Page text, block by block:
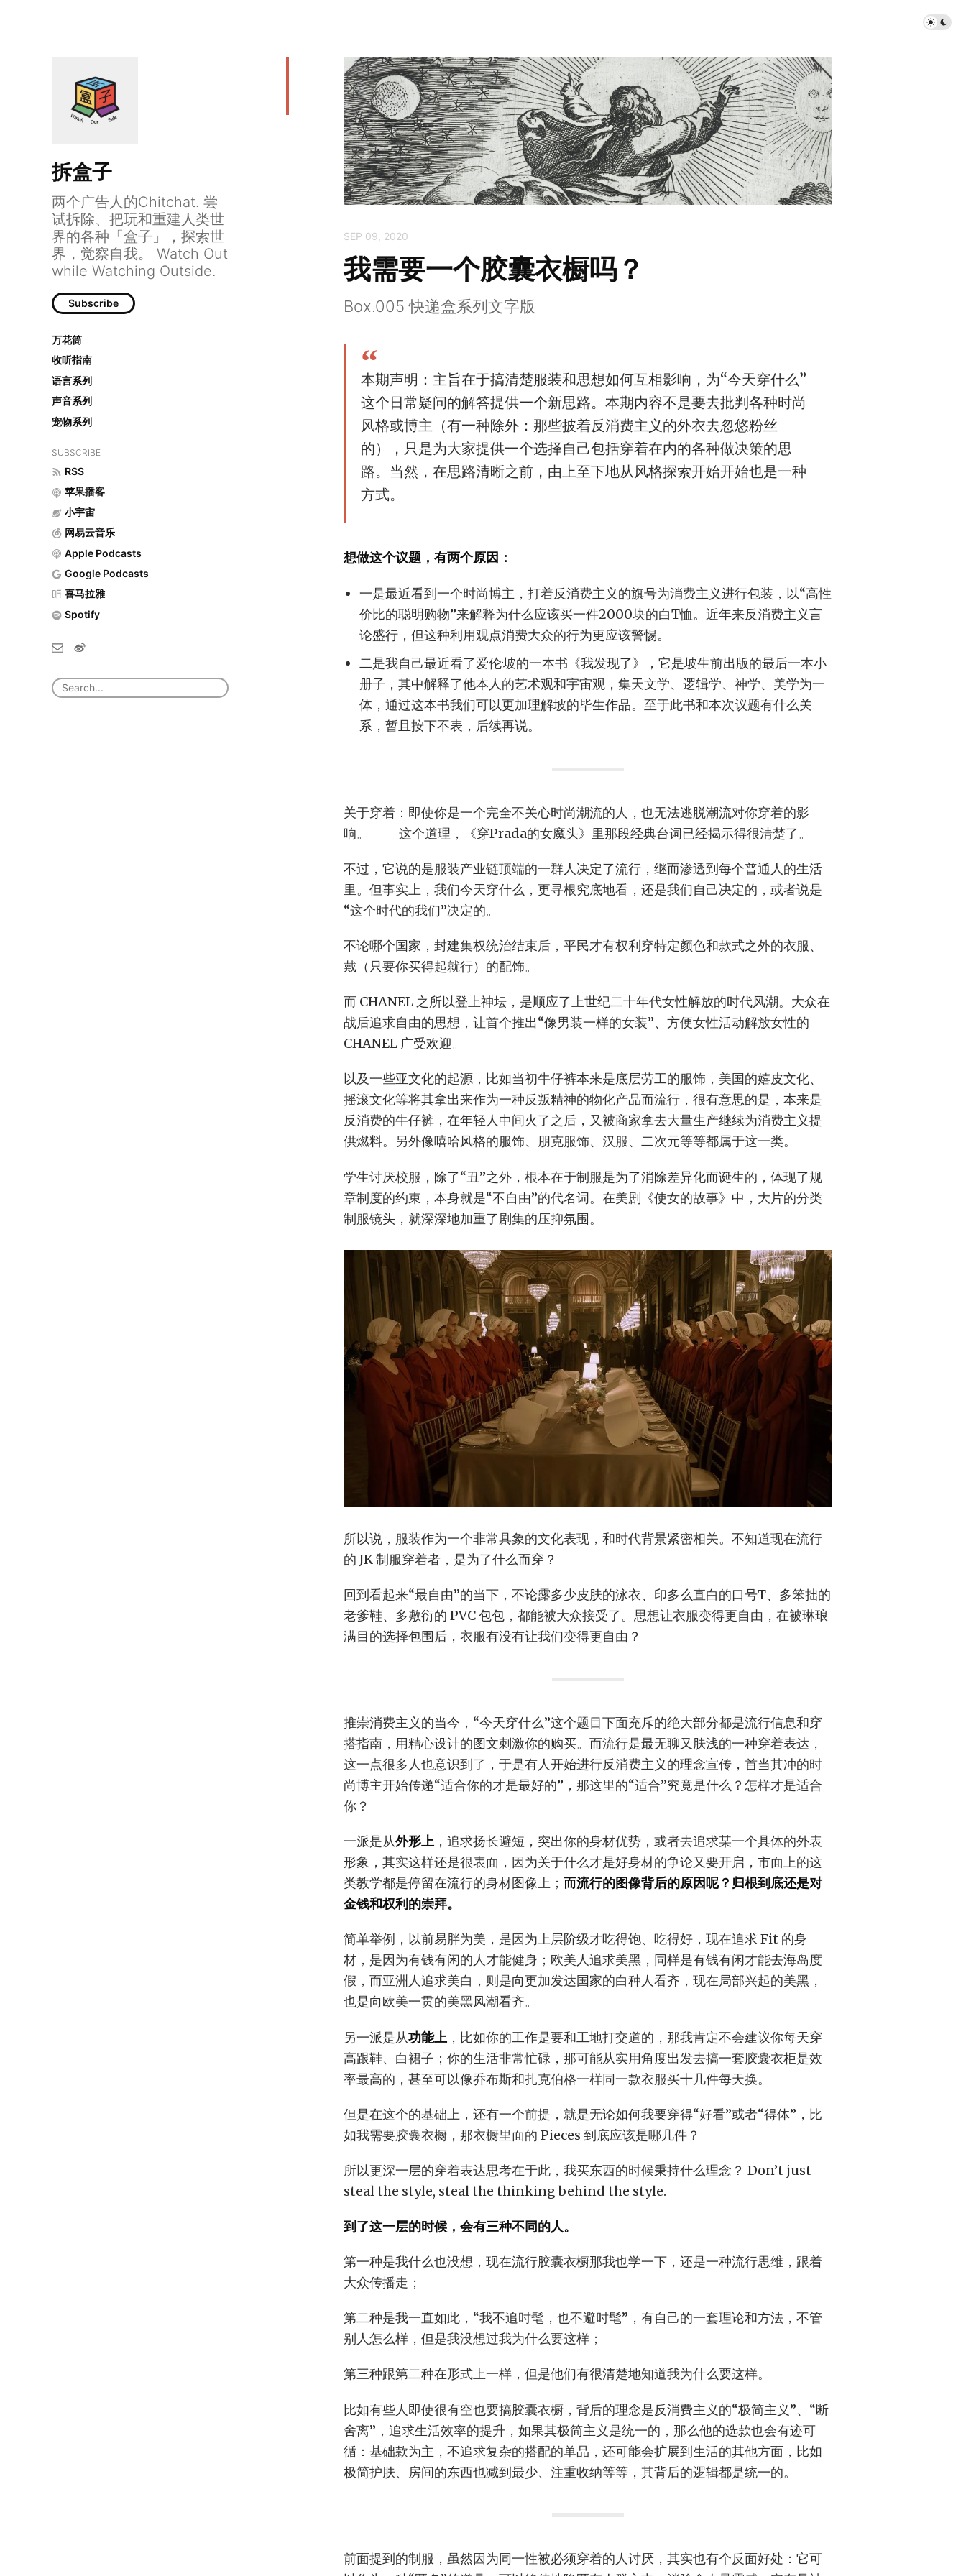
拆盒子
两个广告人的Chitchat. 尝
试拆除、把玩和重建人类世
界的各种「盒子」，探索世
界，觉察自我。 Watch Out
while Watching Outside.
Subscribe
万花筒
收听指南
语言系列
声音系列
宠物系列
SUBSCRIBE
RSS
苹果播客
小宇宙
网易云音乐
Apple Podcasts
Google Podcasts
喜马拉雅
Spotify
SEP 09, 2020
我需要一个胶囊衣橱吗？
Box.005 快递盒系列文字版
本期声明：主旨在于搞清楚服装和思想如何互相影响，为“今天穿什么”
这个日常疑问的解答提供一个新思路。本期内容不是要去批判各种时尚
风格或博主（有一种除外：那些披着反消费主义的外衣去忽悠粉丝
的），只是为大家提供一个选择自己包括穿着在内的各种做决策的思
路。当然，在思路清晰之前，由上至下地从风格探索开始开始也是一种
方式。
想做这个议题，有两个原因：
一是最近看到一个时尚博主，打着反消费主义的旗号为消费主义进行包装，以“高性
价比的聪明购物”来解释为什么应该买一件2000块的白T恤。近年来反消费主义言
论盛行，但这种利用观点消费大众的行为更应该警惕。
二是我自己最近看了爱伦·坡的一本书《我发现了》，它是坡生前出版的最后一本小
册子，其中解释了他本人的艺术观和宇宙观，集天文学、逻辑学、神学、美学为一
体，通过这本书我们可以更加理解坡的毕生作品。至于此书和本次议题有什么关
系，暂且按下不表，后续再说。
关于穿着：即使你是一个完全不关心时尚潮流的人，也无法逃脱潮流对你穿着的影
响。——这个道理，《穿Prada的女魔头》里那段经典台词已经揭示得很清楚了。
不过，它说的是服装产业链顶端的一群人决定了流行，继而渗透到每个普通人的生活
里。但事实上，我们今天穿什么，更寻根究底地看，还是我们自己决定的，或者说是
“这个时代的我们”决定的。
不论哪个国家，封建集权统治结束后，平民才有权利穿特定颜色和款式之外的衣服、
戴（只要你买得起就行）的配饰。
而 CHANEL 之所以登上神坛，是顺应了上世纪二十年代女性解放的时代风潮。大众在
战后追求自由的思想，让首个推出“像男装一样的女装”、方便女性活动解放女性的
CHANEL 广受欢迎。
以及一些亚文化的起源，比如当初牛仔裤本来是底层劳工的服饰，美国的嬉皮文化、
摇滚文化等将其拿出来作为一种反叛精神的物化产品而流行，很有意思的是，本来是
反消费的牛仔裤，在年轻人中间火了之后，又被商家拿去大量生产继续为消费主义提
供燃料。另外像嘻哈风格的服饰、朋克服饰、汉服、二次元等等都属于这一类。
学生讨厌校服，除了“丑”之外，根本在于制服是为了消除差异化而诞生的，体现了规
章制度的约束，本身就是“不自由”的代名词。在美剧《使女的故事》中，大片的分类
制服镜头，就深深地加重了剧集的压抑氛围。
所以说，服装作为一个非常具象的文化表现，和时代背景紧密相关。不知道现在流行
的 JK 制服穿着者，是为了什么而穿？
回到看起来“最自由”的当下，不论露多少皮肤的泳衣、印多么直白的口号T、多笨拙的
老爹鞋、多敷衍的 PVC 包包，都能被大众接受了。思想让衣服变得更自由，在被琳琅
满目的选择包围后，衣服有没有让我们变得更自由？
推崇消费主义的当今，“今天穿什么”这个题目下面充斥的绝大部分都是流行信息和穿
搭指南，用精心设计的图文刺激你的购买。而流行是最无聊又肤浅的一种穿着表达，
这一点很多人也意识到了，于是有人开始进行反消费主义的理念宣传，首当其冲的时
尚博主开始传递“适合你的才是最好的”，那这里的“适合”究竟是什么？怎样才是适合
你？
一派是从外形上 ，追求扬长避短，突出你的身材优势，或者去追求某一个具体的外表
形象，其实这样还是很表面，因为关于什么才是好身材的争论又要开启，市面上的这
类教学都是停留在流行的身材图像上； 而流行的图像背后的原因呢？归根到底还是对
金钱和权利的崇拜。
简单举例，以前易胖为美，是因为上层阶级才吃得饱、吃得好，现在追求 Fit 的身
材，是因为有钱有闲的人才能健身；欧美人追求美黑，同样是有钱有闲才能去海岛度
假，而亚洲人追求美白，则是向更加发达国家的白种人看齐，现在局部兴起的美黑，
也是向欧美一贯的美黑风潮看齐。
另一派是从功能上 ，比如你的工作是要和工地打交道的，那我肯定不会建议你每天穿
高跟鞋、白裙子；你的生活非常忙碌，那可能从实用角度出发去搞一套胶囊衣柜是效
率最高的，甚至可以像乔布斯和扎克伯格一样同一款衣服买十几件每天换。
但是在这个的基础上，还有一个前提，就是无论如何我要穿得“好看”或者“得体”，比
如我需要胶囊衣橱，那衣橱里面的 Pieces 到底应该是哪几件？
所以更深一层的穿着表达思考在于此，我买东西的时候秉持什么理念？ Don’t just
steal the style, steal the thinking behind the style.
到了这一层的时候，会有三种不同的人。
第一种是我什么也没想，现在流行胶囊衣橱那我也学一下，还是一种流行思维，跟着
大众传播走；
第二种是我一直如此，“我不追时髦，也不避时髦”，有自己的一套理论和方法，不管
别人怎么样，但是我没想过我为什么要这样；
第三种跟第二种在形式上一样，但是他们有很清楚地知道我为什么要这样。
比如有些人即使很有空也要搞胶囊衣橱，背后的理念是反消费主义的“极简主义”、“断
舍离”，追求生活效率的提升，如果其极简主义是统一的，那么他的选款也会有迹可
循：基础款为主，不追求复杂的搭配的单品，还可能会扩展到生活的其他方面，比如
极简护肤、房间的东西也减到最少、注重收纳等等，其背后的逻辑都是统一的。
前面提到的制服，虽然因为同一性被必须穿着的人讨厌，其实也有个反面好处：它可